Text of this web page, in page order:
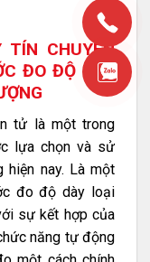
CHUYÊN
ĐO ĐỘ DÀY
tử là một trong
lựa chọn và sử
hiện nay. Là một
đo độ dày loại
sự kết hợp của
năng tự động